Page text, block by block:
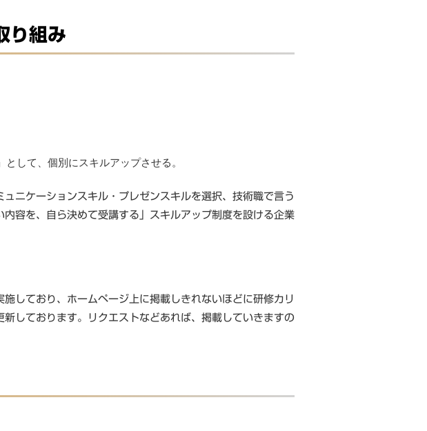
り組み
して、個別にスキルアップさせる。
ニケーションスキル・プレゼンスキルを選択、技術職で言う
容を、自ら決めて受講する」スキルアップ制度を設ける企業
しており、ホームページ上に掲載しきれないほどに研修カリ
しております。リクエストなどあれば、掲載していきますの